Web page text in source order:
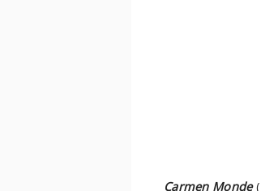
Carmen Monde(